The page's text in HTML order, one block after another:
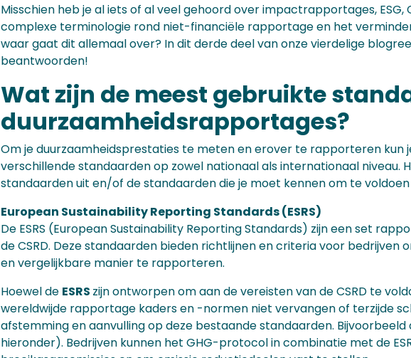
Misschien heb je al iets of al veel gehoord over impactrapportages, ESG,
complexe terminologie rond niet-financiële rapportage en het
waar gaat dit allemaal over? In dit derde deel van onze vierdelige
beantwoorden!
Wat zijn de meest gebruikte
duurzaamheidsrapportages?
Om je duurzaamheidsprestaties te meten en erover te rapporteren kun
verschillende standaarden op zowel nationaal als internationaal niveau.
standaarden uit en/of de standaarden die je moet kennen om te voldoen
European Sustainability Reporting Standards (ESRS)
De ESRS (European Sustainability Reporting Standards) zijn een set
de CSRD. Deze standaarden bieden richtlijnen en criteria voor
en vergelijkbare manier te rapporteren.
Hoewel de ESRS zijn ontworpen om aan de vereisten van de CSRD te
wereldwijde rapportage kaders en -normen niet vervangen of terzijde
afstemming en aanvulling op deze bestaande standaarden.
hieronder). Bedrijven kunnen het GHG-protocol in combinatie met de